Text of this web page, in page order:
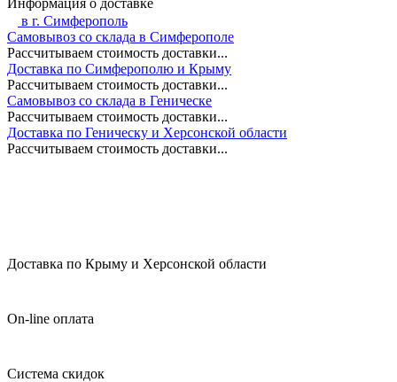
в г. Симферополь
Самовывоз со склада в Симферополе
Рассчитываем стоимость доставки...
Доставка по Симферополю и Крыму
Рассчитываем стоимость доставки...
Самовывоз со склада в Геническе
Рассчитываем стоимость доставки...
Доставка по Геническу и Херсонской области
Рассчитываем стоимость доставки...
Доставка по Крыму и Херсонской области
On-line оплата
Система скидок